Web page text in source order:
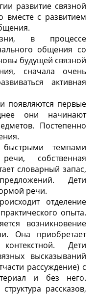
развитие связной
вместе с развитием
в процессе
общения со
будущей связной
сначала очень
активная
появляются первые
они начинают
Постепенно
темпами
собственная
словарный запас,
Дети
речи.
отделение
опыта.
возникновение
Она приобретает
Дети
высказываний
рассуждение) с
и без него.
рассказов,